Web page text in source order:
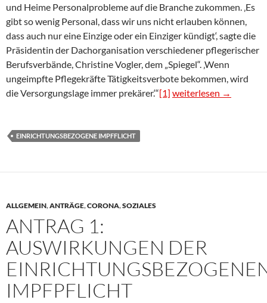
und Heime Personalprobleme auf die Branche zukommen. ‚Es
gibt so wenig Personal, dass wir uns nicht erlauben können,
dass auch nur eine Einzige oder ein Einziger kündigt‘, sagte die
Präsidentin der Dachorganisation verschiedener pflegerischer
Berufsverbände, Christine Vogler, dem „Spiegel“. ‚Wenn
ungeimpfte Pflegekräfte Tätigkeitsverbote bekommen, wird
die Versorgungslage immer prekärer.‘“[1] Antrag 2: Stadt setzt
weiterlesen →
EINRICHTUNGSBEZOGENE IMPFFLICHT
ALLGEMEIN,ANTRÄGE,CORONA,SOZIALES
ANTRAG 1:
AUSWIRKUNGEN DER
IMPFPFLICHT